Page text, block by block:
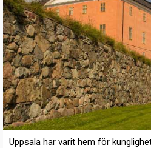
Uppsala har varit hem för